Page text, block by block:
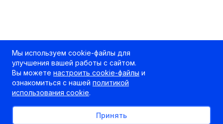
Мы используем cookie-файлы для
улучшения вашей работы с сайтом.
Вы можете настроить cookie-файлы и
ознакомиться с нашей политикой
использования cookie.
Принять